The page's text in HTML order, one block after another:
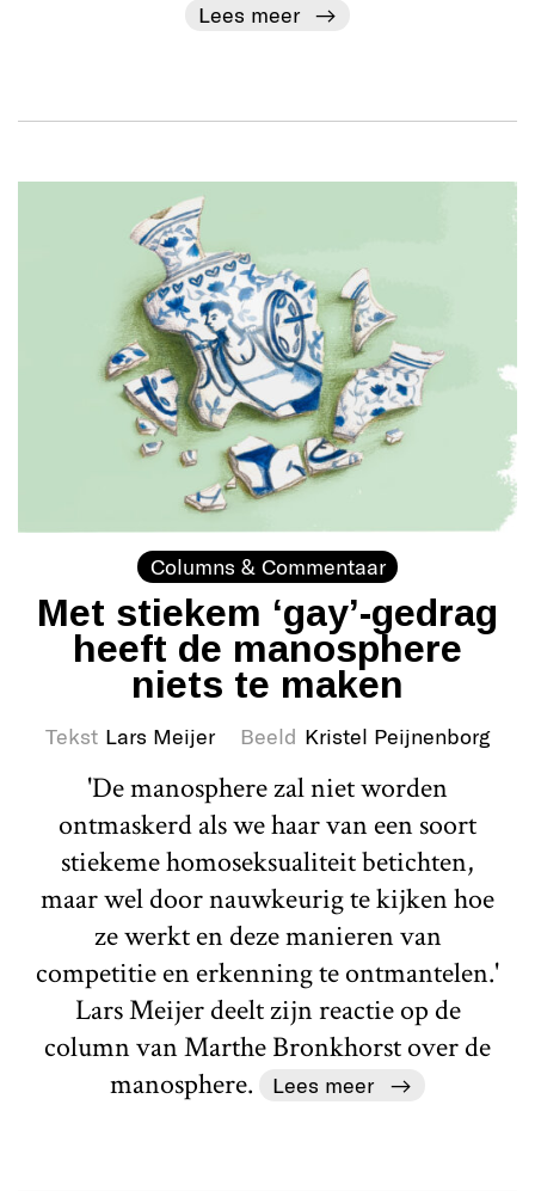
Lees meer
Columns & Commentaar
Met stiekem ‘gay’-gedrag
heeft de manosphere
niets te maken
Tekst Lars Meijer Beeld Kristel Peijnenborg
'De manosphere zal niet worden
ontmaskerd als we haar van een soort
stiekeme homoseksualiteit betichten,
maar wel door nauwkeurig te kijken hoe
ze werkt en deze manieren van
competitie en erkenning te ontmantelen.'
Lars Meijer deelt zijn reactie op de
column van Marthe Bronkhorst over de
manosphere.
Lees meer